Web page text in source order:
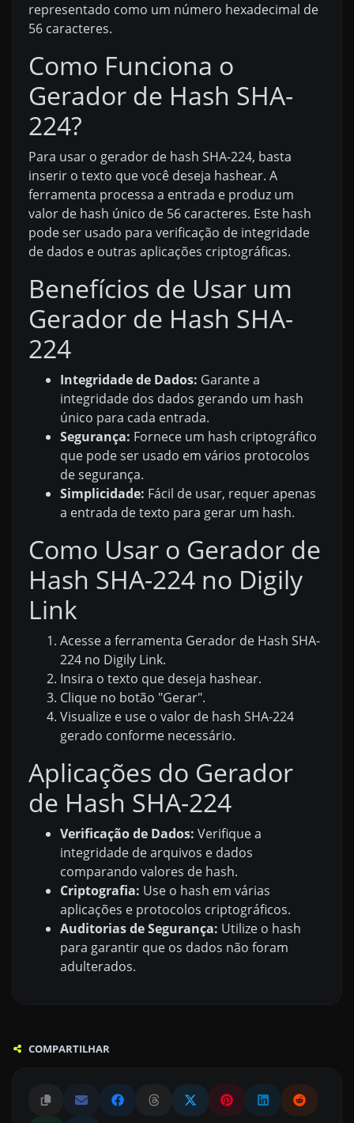
representado como um número hexadecimal de
56 caracteres.
Como Funciona o
Gerador de Hash SHA-
224?
Para usar o gerador de hash SHA-224, basta
inserir o texto que você deseja hashear. A
ferramenta processa a entrada e produz um
valor de hash único de 56 caracteres. Este hash
pode ser usado para verificação de integridade
de dados e outras aplicações criptográficas.
Benefícios de Usar um
Gerador de Hash SHA-
224
Integridade de Dados: Garante a
integridade dos dados gerando um hash
único para cada entrada.
Segurança: Fornece um hash criptográfico
que pode ser usado em vários protocolos
de segurança.
Simplicidade: Fácil de usar, requer apenas
a entrada de texto para gerar um hash.
Como Usar o Gerador de
Hash SHA-224 no Digily
Link
Acesse a ferramenta Gerador de Hash SHA-
224 no Digily Link.
Insira o texto que deseja hashear.
Clique no botão "Gerar".
Visualize e use o valor de hash SHA-224
gerado conforme necessário.
Aplicações do Gerador
de Hash SHA-224
Verificação de Dados: Verifique a
integridade de arquivos e dados
comparando valores de hash.
Criptografia: Use o hash em várias
aplicações e protocolos criptográficos.
Auditorias de Segurança: Utilize o hash
para garantir que os dados não foram
adulterados.
COMPARTILHAR